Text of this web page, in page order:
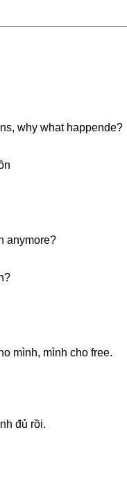
why what happende?
anymore?
mình, mình cho free.
đủ rồi.